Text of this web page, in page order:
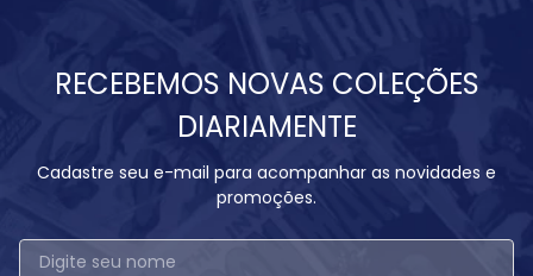
RECEBEMOS NOVAS COLEÇÕES
DIARIAMENTE
Cadastre seu e-mail para acompanhar as novidades e
promoções.